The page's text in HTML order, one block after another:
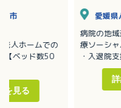
愛媛県
病院の地
療ソーシ
・入退院
・入退院
・関係機
（グルー
市
人ホームでの
【ベッド数50
泄介助、シー
2回・4～6
を見る